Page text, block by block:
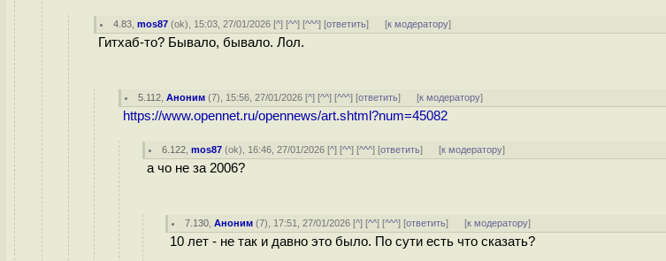
4.83 ,mos87 (ok), 15:03, 27/01/2026 [^] [^^] [^^^] [ответить] [к модератору]
Гитхаб-то? Бывало, бывало. Лол.
5.112 ,Аноним (7), 15:56, 27/01/2026 [^] [^^] [^^^] [ответить] [к модератору]
https://www.opennet.ru/opennews/art.shtml?num=45082
6.122 ,mos87 (ok), 16:46, 27/01/2026 [^] [^^] [^^^] [ответить] [к модератору]
а чо не за 2006?
7.130 ,Аноним (7), 17:51, 27/01/2026 [^] [^^] [^^^] [ответить] [к модератору]
10 лет - не так и давно это было. По сути есть что сказать?